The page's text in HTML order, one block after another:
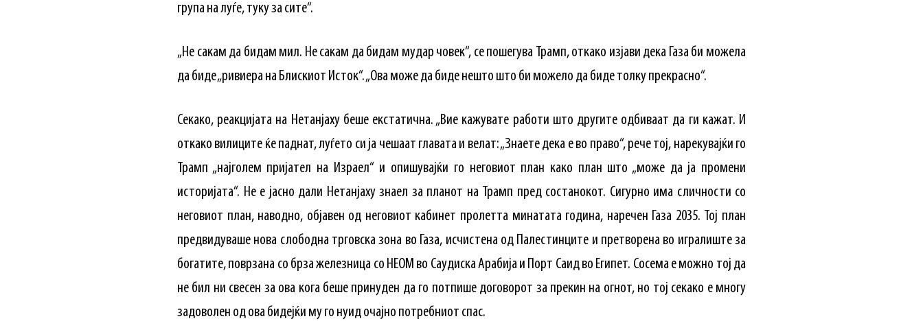
група на луѓе, туку за сите“.
„Не сакам да бидам мил. Не сакам да бидам мудар човек“, се пошегува Трамп, откако изјави дека Газа би можела
да биде „ривиера на Блискиот Исток“. „Ова може да биде нешто што би можело да биде толку прекрасно“.
Секако, реакцијата на Нетанјаху беше екстатична. „Вие кажувате работи што другите одбиваат да ги кажат. И
откако вилиците ќе паднат, луѓето си ја чешаат главата и велат: „Знаете дека е во право“, рече тој, нарекувајќи го
Трамп „најголем пријател на Израел“ и опишувајќи го неговиот план како план што „може да ја промени
историјата“. Не е јасно дали Нетанјаху знаел за планот на Трамп пред состанокот. Сигурно има сличности со
неговиот план, наводно, објавен од неговиот кабинет пролетта минатата година, наречен Газа 2035. Тој план
предвидуваше нова слободна трговска зона во Газа, исчистена од Палестинците и претворена во игралиште за
богатите, поврзана со брза железница со НЕОМ во Саудиска Арабија и Порт Саид во Египет. Сосема е можно тој да
не бил ни свесен за ова кога беше принуден да го потпише договорот за прекин на огнот, но тој секако е многу
задоволен од ова бидејќи му го нуид очајно потребниот спас.